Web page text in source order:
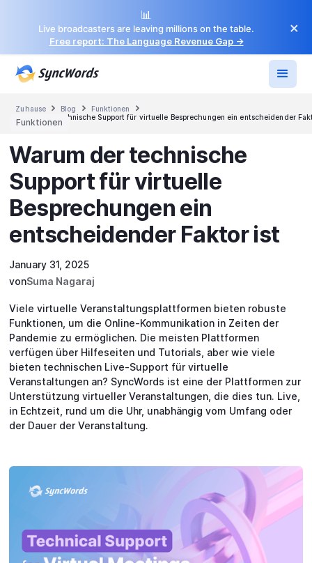
📊
Live broadcasters are leaving millions on the table.
Free report: The Language Revenue Gap →
×
Zuhause  Blog  Funktionen 
Warum der technische Support für virtuelle Besprechungen ein entscheidender
Funktionen
Warum der technische
Support für virtuelle
Besprechungen ein
entscheidender Faktor ist
January 31, 2025
vonSuma Nagaraj
Viele virtuelle Veranstaltungsplattformen bieten robuste
Funktionen, um die Online-Kommunikation in Zeiten der
Pandemie zu ermöglichen. Die meisten Plattformen
verfügen über Hilfeseiten und Tutorials, aber wie viele
bieten technischen Live-Support für virtuelle
Veranstaltungen an? SyncWords ist eine der Plattformen zur
Unterstützung virtueller Veranstaltungen, die dies tun. Live,
in Echtzeit, rund um die Uhr, unabhängig vom Umfang oder
der Dauer der Veranstaltung.